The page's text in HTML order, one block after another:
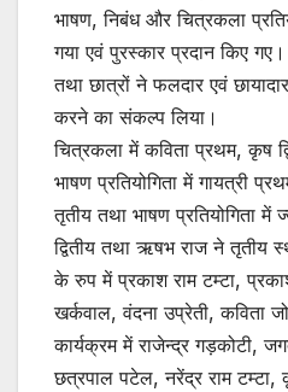
भाषण, निबंध और चित्रकला
गया एवं पुरस्कार प्रदान किए गए।
तथा छात्रों ने फलदार एवं
करने का संकल्प लिया।
चित्रकला में कविता प्रथम, कृष
भाषण प्रतियोगिता में गायत्री
तृतीय तथा भाषण प्रतियोगिता में
द्वितीय तथा ऋषभ राज ने तृतीय
के रुप में प्रकाश राम टम्टा,
खर्कवाल, वंदना उप्रेती, कविता
कार्यक्रम में राजेन्द्र गड़कोटी,
छत्रपाल पटेल, नरेंद्र राम